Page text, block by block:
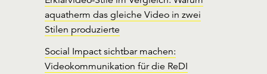
aquatherm das gleiche Video in zwei
Stilen produzierte
Social Impact sichtbar machen:
Videokommunikation für die ReDI